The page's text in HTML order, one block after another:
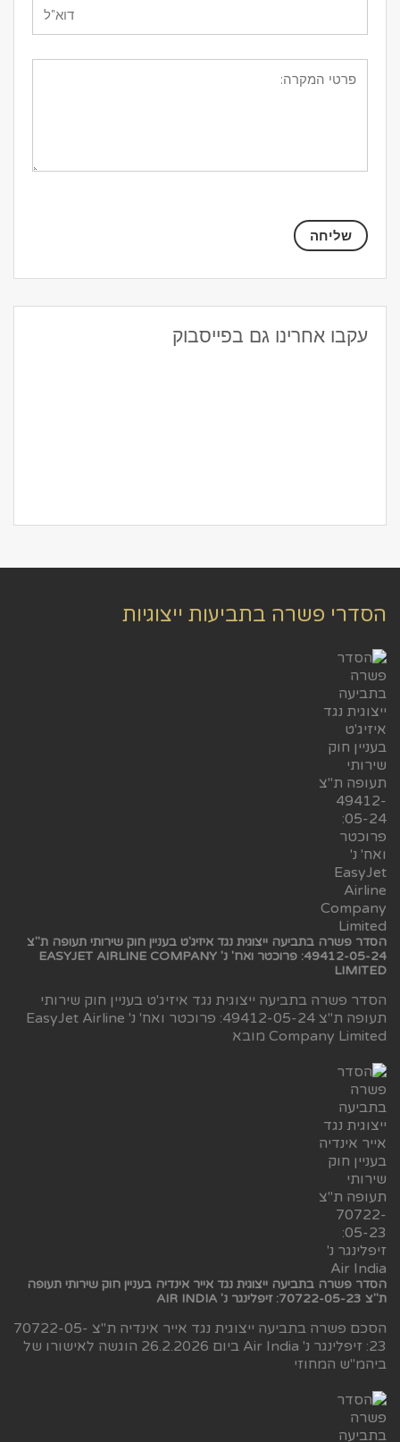
עקבו אחרינו גם בפייסבוק
הסדרי פשרה בתביעות ייצוגיות
הסדר פשרה בתביעה ייצוגית נגד איזיג'ט בעניין חוק שירותי תעופה ת"צ
49412-05-24: פרוכטר ואח' נ' EASYJET AIRLINE COMPANY
LIMITED
הסדר פשרה בתביעה ייצוגית נגד איזיג'ט בעניין חוק שירותי
תעופה ת"צ 49412-05-24: פרוכטר ואח' נ' EasyJet Airline
Company Limited מובא
הסדר פשרה בתביעה ייצוגית נגד אייר אינדיה בעניין חוק שירותי תעופה
ת"צ 70722-05-23: זיפלינגר נ' AIR INDIA
הסכם פשרה בתביעה ייצוגית נגד אייר אינדיה ת"צ 70722-05-
23: זיפלינגר נ' Air India ביום 26.2.2026 הוגשה לאישורו של
ביהמ"ש המחוזי